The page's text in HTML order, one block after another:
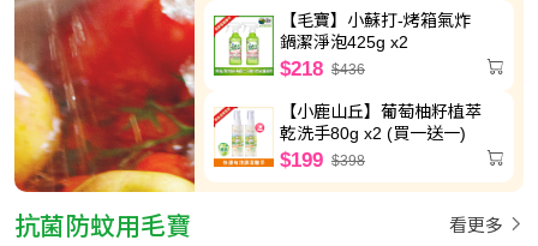
【毛寶】小蘇打-烤箱氣炸
鍋潔淨泡425g x2
$218 $436
【小鹿山丘】葡萄柚籽植萃
乾洗手80g x2 (買一送一)
$199 $398
抗菌防蚊用毛寶 看更多